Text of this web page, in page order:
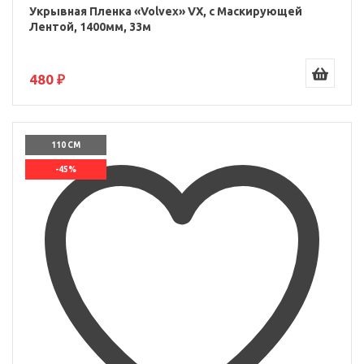
Укрывная Пленка «Volvex» VX, с Маскирующей
Лентой, 1400мм, 33м
480 ₽
110 СМ
-45%